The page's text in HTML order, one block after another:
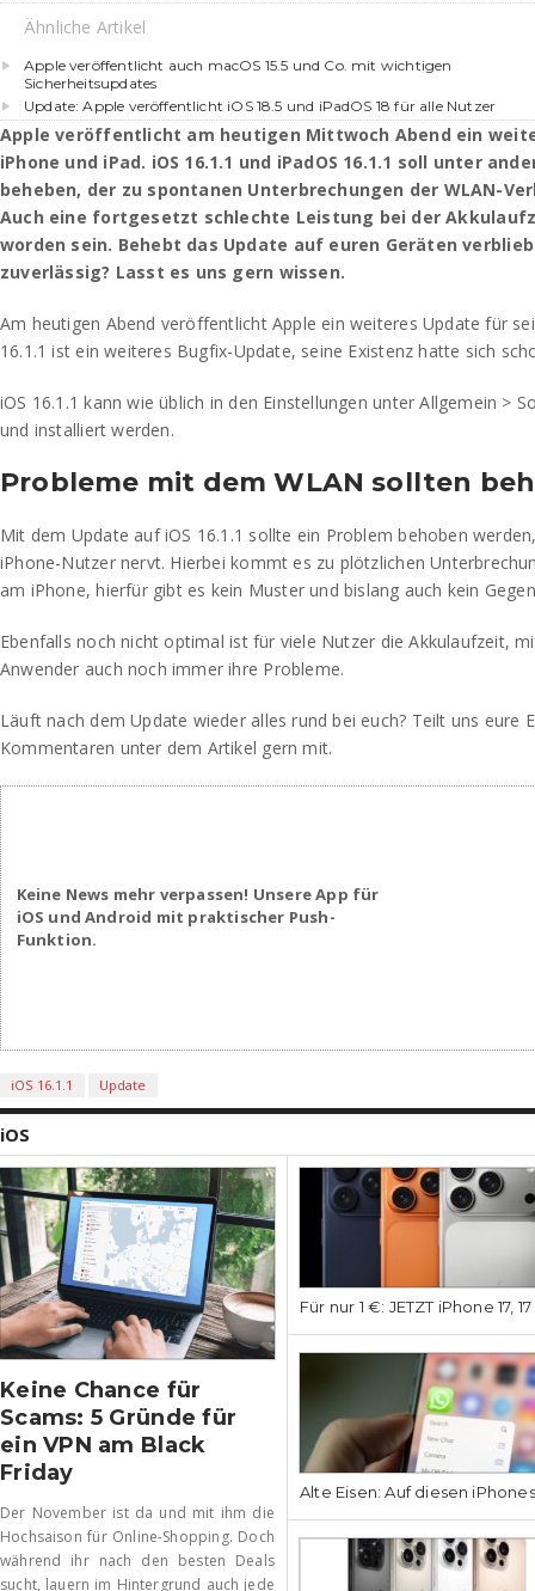
Ähnliche Artikel
Apple veröffentlicht auch macOS 15.5 und Co. mit wichtigen
Sicherheitsupdates
Update: Apple veröffentlicht iOS 18.5 und iPadOS 18 für alle Nutzer
Apple veröffentlicht am heutigen Mittwoch Abend ein
iPhone und iPad. iOS 16.1.1 und iPadOS 16.1.1 soll unter
beheben, der zu spontanen Unterbrechungen der WLAN-
Auch eine fortgesetzt schlechte Leistung bei der
worden sein. Behebt das Update auf euren Geräten
zuverlässig? Lasst es uns gern wissen.
Am heutigen Abend veröffentlicht Apple ein weiteres Update für
16.1.1 ist ein weiteres Bugfix-Update, seine Existenz hatte sich
iOS 16.1.1 kann wie üblich in den Einstellungen unter Allgemein >
und installiert werden.
Probleme mit dem WLAN sollten
Mit dem Update auf iOS 16.1.1 sollte ein Problem behoben
iPhone-Nutzer nervt. Hierbei kommt es zu plötzlichen
am iPhone, hierfür gibt es kein Muster und bislang auch kein
Ebenfalls noch nicht optimal ist für viele Nutzer die Akkulaufzeit,
Anwender auch noch immer ihre Probleme.
Läuft nach dem Update wieder alles rund bei euch? Teilt uns eure
Kommentaren unter dem Artikel gern mit.
Keine News mehr verpassen! Unsere App für
iOS und Android mit praktischer Push-
Funktion.
iOS 16.1.1 Update
iOS
Keine Chance für
Scams: 5 Gründe für
ein VPN am Black
Friday
Der November ist da und mit ihm die
Hochsaison für Online-Shopping. Doch
während ihr nach den besten Deals
sucht, lauern im Hintergrund auch jede
Für nur 1 €: JETZT iPhone 17,
Alte Eisen: Auf diesen